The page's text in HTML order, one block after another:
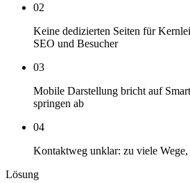
02
Keine dedizierten Seiten für
SEO und Besucher
03
Mobile Darstellung bricht auf
springen ab
04
Kontaktweg unklar: zu viele
Lösung